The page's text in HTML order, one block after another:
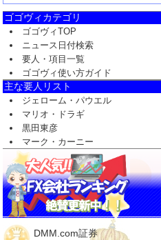
ゴゴヴィカテゴリ
ゴゴヴィTOP
ニュース日付検索
要人・項目一覧
ゴゴヴィ使い方ガイド
主な要人リスト
ジェローム・パウエル
マリオ・ドラギ
黒田東彦
マーク・カーニー
DMM.com証券